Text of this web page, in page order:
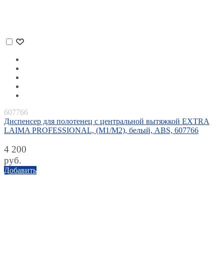
607766
Диспенсер для полотенец с центральной вытяжкой EXTRA
LAIMA PROFESSIONAL, (M1/M2), белый, ABS, 607766
4 200
руб.
Добавить